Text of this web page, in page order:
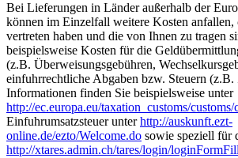
Bei Lieferungen in Länder außerhalb der
können im Einzelfall weitere Kosten
vertreten haben und die von Ihnen zu tragen
beispielsweise Kosten für die
(z.B. Überweisungsgebühren,
einfuhrrechtliche Abgaben bzw. Steuern
Informationen finden Sie beispielsweise unter
http://ec.europa.eu/taxation_customs/customs/
Einfuhrumsatzsteuer unterhttp://auskunft.ezt-
online.de/ezto/Welcome.do sowie speziell für
http://xtares.admin.ch/tares/login/